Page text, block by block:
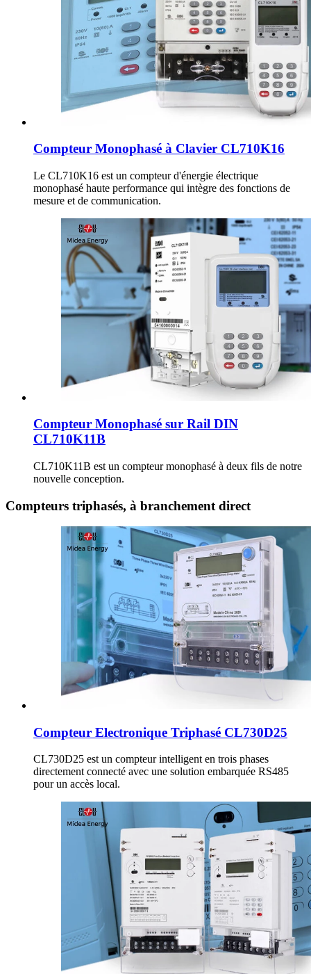
Compteur Monophasé à Clavier CL710K16
Le CL710K16 est un compteur d'énergie électrique
monophasé haute performance qui intègre des fonctions de
mesure et de communication.
Compteur Monophasé sur Rail DIN
CL710K11B
CL710K11B est un compteur monophasé à deux fils de notre
nouvelle conception.
Compteurs triphasés, à branchement direct
Compteur Electronique Triphasé CL730D25
CL730D25 est un compteur intelligent en trois phases
directement connecté avec une solution embarquée RS485
pour un accès local.